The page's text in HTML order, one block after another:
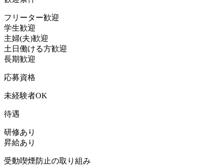
フリーター歓迎
学生歓迎
主婦(夫)歓迎
土日働ける方歓迎
長期歓迎
応募資格
未経験者OK
待遇
研修あり
昇給あり
受動喫煙防止の取り組み